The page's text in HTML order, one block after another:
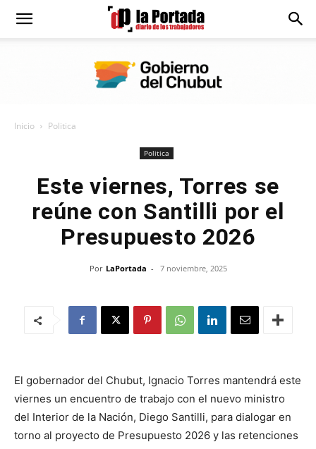
Diario
Inicio Politica
Politica
Este viernes, Torres se
reúne con Santilli por el
Presupuesto 2026
Por LaPortada - 7 noviembre, 2025
El gobernador del Chubut, Ignacio Torres mantendrá este
viernes un encuentro de trabajo con el nuevo ministro
del Interior de la Nación, Diego Santilli, para dialogar en
torno al proyecto de Presupuesto 2026 y las retenciones